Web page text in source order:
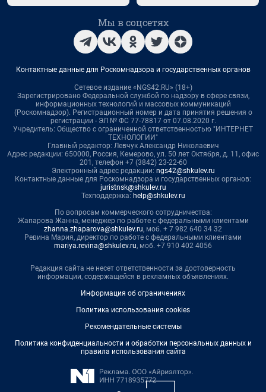
Мы в соцсетях
Контактные данные для Роскомнадзора и государственных органов
Сетевое издание «NGS42.RU» (18+)
Зарегистрировано Федеральной службой по надзору в сфере связи,
информационных технологий и массовых коммуникаций
(Роскомнадзор). Регистрационный номер и дата принятия решения о
регистрации - ЭЛ № ФС 77-78817 от 07.08.2020 г.
Учредитель: Общество с ограниченной ответственностью "ИНТЕРНЕТ
ТЕХНОЛОГИИ"
Главный редактор: Левчук Александр Николаевич
Адрес редакции: 650000, Россия, Кемерово, ул. 50 лет Октября, д. 11, офис
201, телефон +7 (3842) 23-22-60
Электронный адрес редакции: ngs42@shkulev.ru
Контактные данные для Роскомнадзора и государственных органов:
juristnsk@shkulev.ru
Техподдержка: help@shkulev.ru
По вопросам коммерческого сотрудничества:
Жапарова Жанна, менеджер по работе с федеральными клиентами
zhanna.zhaparova@shkulev.ru, моб. + 7 982 640 34 32
Ревина Мария, директор по работе с федеральными клиентами
mariya.revina@shkulev.ru, моб. +7 910 402 4056
Редакция сайта не несет ответственности за достоверность
информации, содержащейся в рекламных объявлениях.
Информация об ограничениях
Политика использования cookies
Рекомендательные системы
Политика конфиденциальности и обработки персональных данных и
правила использования сайта